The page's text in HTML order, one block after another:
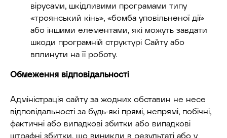
вірусами, шкідливими програмами типу
«троянський кінь», «бомба уповільненої дії»
або іншими елементами, які можуть завдати
шкоди програмній структурі Сайту або
вплинути на її роботу.
Обмеження відповідальності
Адміністрація сайту за жодних обставин не несе
відповідальності за будь-які прямі, непрямі, побічні,
фактичні або випадкові збитки або випадкові
штрафні збитки, що виникли в результаті або у